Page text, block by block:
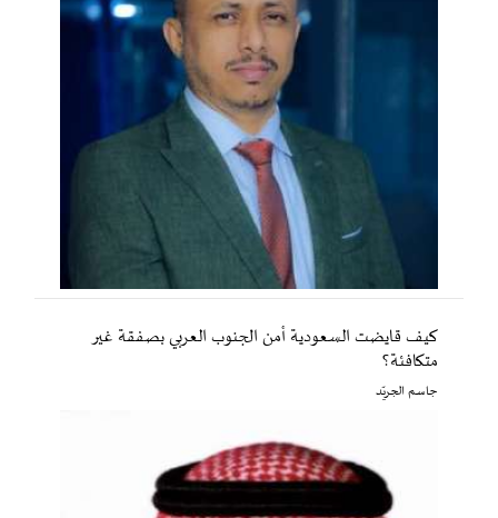
كيف قايضت السعودية أمن الجنوب العربي بصفقة غير
متكافئة؟
جاسم الجريّد